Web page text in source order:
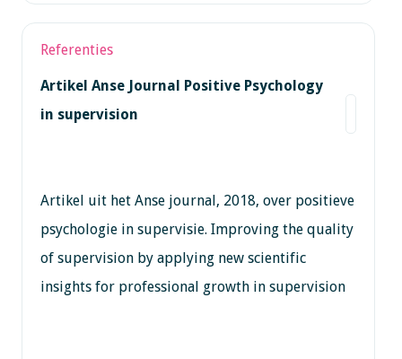
Referenties
Artikel Anse Journal Positive Psychology
in supervision
Artikel uit het Anse journal, 2018, over positieve
psychologie in supervisie. Improving the quality
of supervision by applying new scientific
insights for professional growth in supervision